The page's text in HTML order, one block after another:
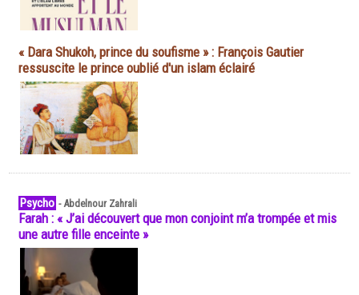
« Dara Shukoh, prince du soufisme » : François Gautier
ressuscite le prince oublié d'un islam éclairé
Psycho -Abdelnour Zahrali
Farah : « J’ai découvert que mon conjoint m’a trompée et mis
une autre fille enceinte »